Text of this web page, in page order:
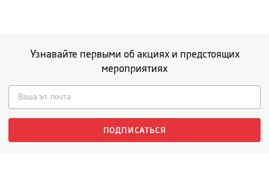
Узнавайте первыми об акциях и предстоящих
мероприятиях
ПОДПИСАТЬСЯ